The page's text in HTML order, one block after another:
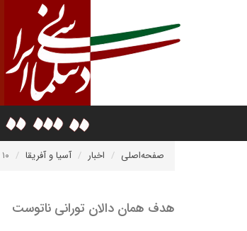
صفحه‌اصلی اخبار آسیا و آفریقا ۱۰ نکته درباره شائبات پیرامون کریدور جعلی زنگزور
هدف همان دالان تورانی ناتوست